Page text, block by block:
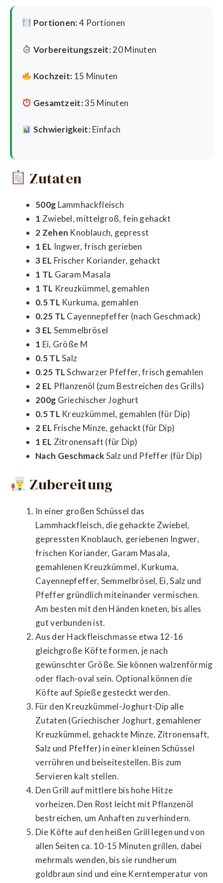
Portionen:4 Portionen
Vorbereitungszeit:20 Minuten
Kochzeit: 15 Minuten
Gesamtzeit:35 Minuten
Schwierigkeit:Einfach
Zutaten
500g Lammhackfleisch
1 Zwiebel, mittelgroß, fein gehackt
2 Zehen Knoblauch, gepresst
1 EL Ingwer, frisch gerieben
3 EL Frischer Koriander, gehackt
1 TL Garam Masala
1 TL Kreuzkümmel, gemahlen
0.5 TL Kurkuma, gemahlen
0.25 TL Cayennepfeffer (nach Geschmack)
3 EL Semmelbrösel
1 Ei, Größe M
0.5 TLSalz
0.25 TLSchwarzer Pfeffer, frisch gemahlen
2 EL Pflanzenöl (zum Bestreichen des Grills)
200g Griechischer Joghurt
0.5 TL Kreuzkümmel, gemahlen (für Dip)
2 EL Frische Minze, gehackt (für Dip)
1 EL Zitronensaft (für Dip)
Nach GeschmackSalz und Pfeffer (für Dip)
Zubereitung
In einer großen Schüssel das
Lammhackfleisch, die gehackte Zwiebel,
gepressten Knoblauch, geriebenen Ingwer,
frischen Koriander, Garam Masala,
gemahlenen Kreuzkümmel, Kurkuma,
Cayennepfeffer, Semmelbrösel, Ei, Salz und
Pfeffer gründlich miteinander vermischen.
Am besten mit den Händen kneten, bis alles
gut verbunden ist.
Aus der Hackfleischmasse etwa 12-16
gleichgroße Köfte formen, je nach
gewünschter Größe. Sie können walzenförmig
oder flach-oval sein. Optional können die
Köfte auf Spieße gesteckt werden.
Für den Kreuzkümmel-Joghurt-Dip alle
Zutaten (Griechischer Joghurt, gemahlener
Kreuzkümmel, gehackte Minze, Zitronensaft,
Salz und Pfeffer) in einer kleinen Schüssel
verrühren und beiseitestellen. Bis zum
Servieren kalt stellen.
Den Grill auf mittlere bis hohe Hitze
vorheizen. Den Rost leicht mit Pflanzenöl
bestreichen, um Anhaften zu verhindern.
Die Köfte auf den heißen Grill legen und von
allen Seiten ca. 10-15 Minuten grillen, dabei
mehrmals wenden, bis sie rundherum
goldbraun sind und eine Kerntemperatur von